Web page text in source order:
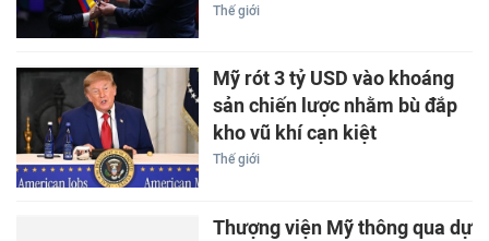
Thế giới
Mỹ rót 3 tỷ USD vào khoáng
sản chiến lược nhằm bù đắp
kho vũ khí cạn kiệt
Thế giới
Thượng viện Mỹ thông qua dự